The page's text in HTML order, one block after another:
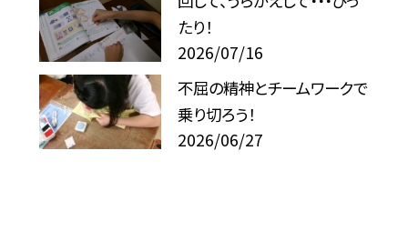
たり！
2026/07/16
不屈の精神とチームワークで
乗り切ろう！
2026/06/27